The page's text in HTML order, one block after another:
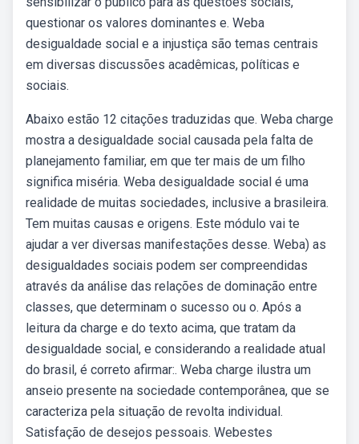
questionar os valores dominantes e. Weba
desigualdade social e a injustiça são temas centrais
em diversas discussões acadêmicas, políticas e
sociais.
Abaixo estão 12 citações traduzidas que. Weba charge
mostra a desigualdade social causada pela falta de
planejamento familiar, em que ter mais de um filho
significa miséria. Weba desigualdade social é uma
realidade de muitas sociedades, inclusive a brasileira.
Tem muitas causas e origens. Este módulo vai te
ajudar a ver diversas manifestações desse. Weba) as
desigualdades sociais podem ser compreendidas
através da análise das relações de dominação entre
classes, que determinam o sucesso ou o. Após a
leitura da charge e do texto acima, que tratam da
desigualdade social, e considerando a realidade atual
do brasil, é correto afirmar:. Weba charge ilustra um
anseio presente na sociedade contemporânea, que se
caracteriza pela situação de revolta individual.
Satisfação de desejos pessoais. Webestes